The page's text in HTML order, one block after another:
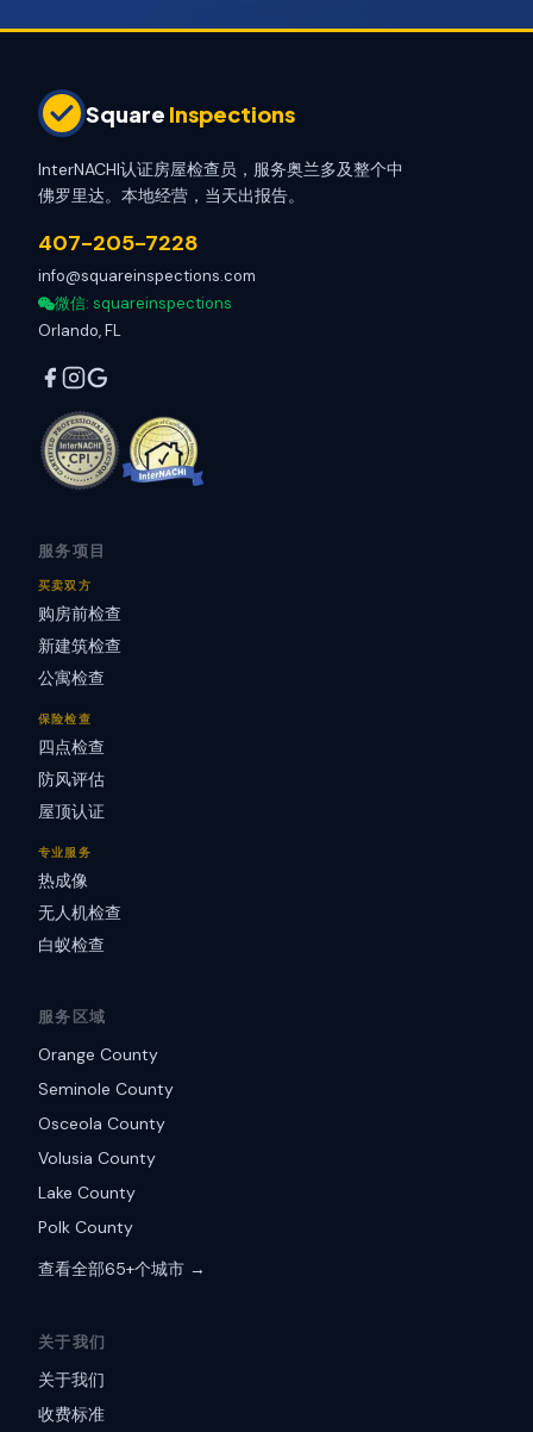
Square Inspections
InterNACHI认证房屋检查员，服务奥兰多及整个中
佛罗里达。本地经营，当天出报告。
407-205-7228
info@squareinspections.com
微信: squareinspections
Orlando, FL
服务项目
买卖双方
购房前检查
新建筑检查
公寓检查
保险检查
四点检查
防风评估
屋顶认证
专业服务
热成像
无人机检查
白蚁检查
服务区域
Orange County
Seminole County
Osceola County
Volusia County
Lake County
Polk County
查看全部65+个城市 →
关于我们
关于我们
收费标准